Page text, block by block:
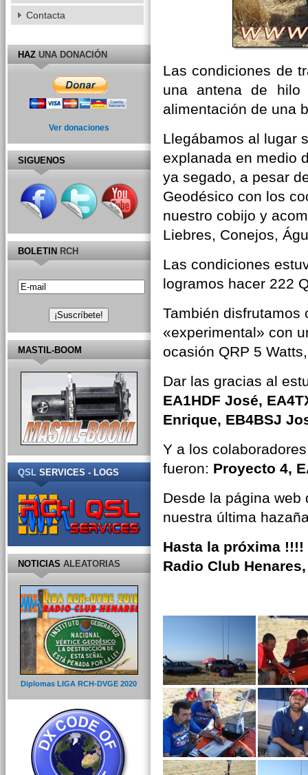
Las condiciones de
una antena de
alimentación de una
Llegábamos al lugar
explanada en medio
ya segado, a pesar
Geodésico con los
nuestro cobijo y
Liebres, Conejos,
Las condiciones
logramos hacer 222
También disfrutamos
«experimental» con
ocasión QRP 5
Dar las gracias al
EA1HDF José,
Enrique, EB4BSJ
Y a los
fueron: Proyecto 4,
Desde la página web
nuestra última
Hasta la próxima !!!!
Radio Club Henares,
Contacta
HAZUNA DONACIÓN
Ver donaciones
SIGUENOS
BOLETIN RCH
MASTIL-BOOM
QSLSERVICES - LOGS
NOTICIASALEATORIAS
Diplomas LIGA RCH-DVGE 2020